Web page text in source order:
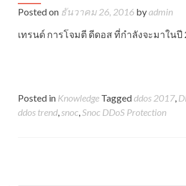
Posted on ธันวาคม 26, 2016 byadmin
เทรนด์ การโจมตี ดีดอส ที่กำลังจะมาในปี
Posted in Knowledge Taggedddos 2017,
ddos trend,snoc,Snoc DDoS Protection